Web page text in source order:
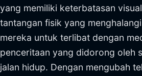
yang memiliki keterbatasan
tantangan fisik yang
mereka untuk terlibat dengan
penceritaan yang didorong oleh
jalan hidup. Dengan mengubah